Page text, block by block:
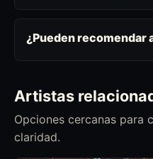
¿Pueden
Artistas
Opciones cercanas para
claridad.